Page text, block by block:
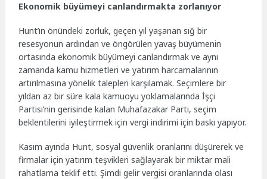
Ekonomik büyümeyi canlandırmakta zorlanıyor
Hunt’ın önündeki zorluk, geçen yıl yaşanan sığ bir
resesyonun ardından ve öngörülen yavaş büyümenin
ortasında ekonomik büyümeyi canlandırmak ve aynı
zamanda kamu hizmetleri ve yatırım harcamalarının
artırılmasına yönelik talepleri karşılamak. Seçimlere bir
yıldan az bir süre kala kamuoyu yoklamalarında İşçi
Partisi’nin gerisinde kalan Muhafazakar Parti, seçim
beklentilerini iyileştirmek için vergi indirimi için baskı yapıyor.
Kasım ayında Hunt, sosyal güvenlik oranlarını düşürerek ve
firmalar için yatırım teşvikleri sağlayarak bir miktar mali
rahatlama teklif etti. Şimdi gelir vergisi oranlarında olası